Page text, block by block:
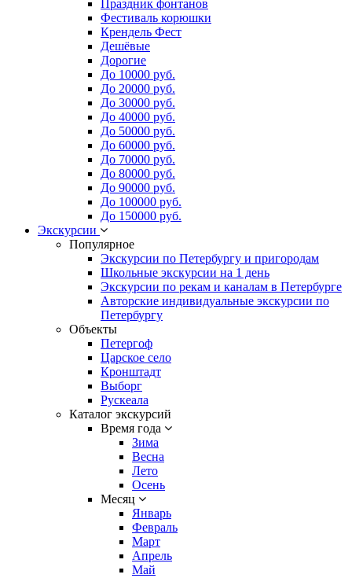
Праздник фонтанов
Фестиваль корюшки
Крендель Фест
Дешёвые
Дорогие
До 10000 руб.
До 20000 руб.
До 30000 руб.
До 40000 руб.
До 50000 руб.
До 60000 руб.
До 70000 руб.
До 80000 руб.
До 90000 руб.
До 100000 руб.
До 150000 руб.
Экскурсии
Популярное
Экскурсии по Петербургу и пригородам
Школьные экскурсии на 1 день
Экскурсии по рекам и каналам в Петербурге
Авторские индивидуальные экскурсии по
Петербургу
Объекты
Петергоф
Царское село
Кронштадт
Выборг
Рускеала
Каталог экскурсий
Время года
Зима
Весна
Лето
Осень
Месяц
Январь
Февраль
Март
Апрель
Май